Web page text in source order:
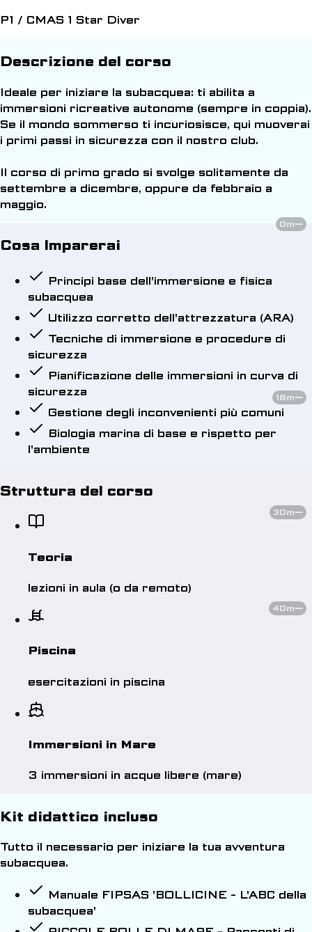
0m
18m
30m
40m
P1 / CMAS 1 Star Diver
Descrizione del corso
Ideale per iniziare la subacquea: ti abilita a
immersioni ricreative autonome (sempre in coppia).
Se il mondo sommerso ti incuriosisce, qui muoverai
i primi passi in sicurezza con il nostro club.
Il corso di primo grado si svolge solitamente da
settembre a dicembre, oppure da febbraio a
maggio.
Cosa Imparerai
Principi base dell'immersione e fisica
subacquea
Utilizzo corretto dell'attrezzatura (ARA)
Tecniche di immersione e procedure di
sicurezza
Pianificazione delle immersioni in curva di
sicurezza
Gestione degli inconvenienti più comuni
Biologia marina di base e rispetto per
l'ambiente
Struttura del corso
Teoria
lezioni in aula (o da remoto)
Piscina
esercitazioni in piscina
Immersioni in Mare
3 immersioni in acque libere (mare)
Kit didattico incluso
Tutto il necessario per iniziare la tua avventura
subacquea.
Manuale FIPSAS 'BOLLICINE - L'ABC della
subacquea'